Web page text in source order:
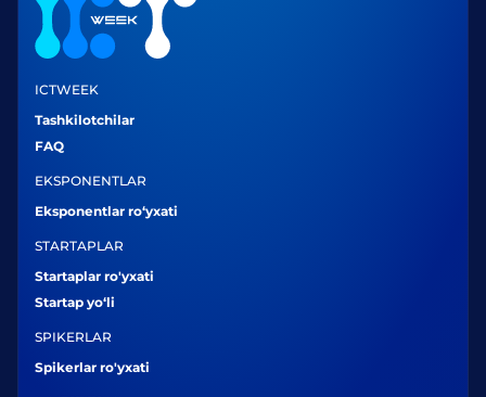
ICTWEEK
Tashkilotchilar
FAQ
EKSPONENTLAR
Eksponentlar ro‘yxati
STARTAPLAR
Startaplar ro'yxati
Startap yo‘li
SPIKERLAR
Spikerlar ro'yxati